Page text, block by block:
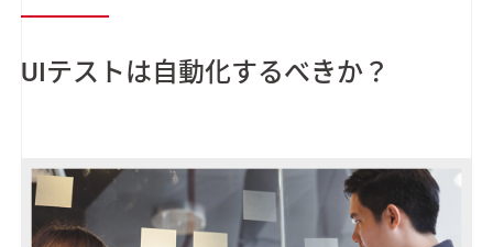
UIテストは自動化するべきか？